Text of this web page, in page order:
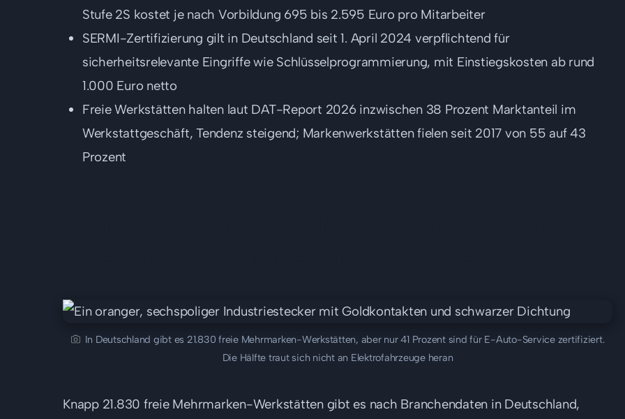
Stufe 2S kostet je nach Vorbildung 695 bis 2.595 Euro pro Mitarbeiter
SERMI-Zertifizierung gilt in Deutschland seit 1. April 2024 verpflichtend für
sicherheitsrelevante Eingriffe wie Schlüsselprogrammierung, mit Einstiegskosten ab rund
1.000 Euro netto
Freie Werkstätten halten laut DAT-Report 2026 inzwischen 38 Prozent Marktanteil im
Werkstattgeschäft, Tendenz steigend; Markenwerkstätten fielen seit 2017 von 55 auf 43
Prozent
In Deutschland gibt es 21.830 freie Mehrmarken-Werkstätten, aber nur 41 Prozent sind für E-Auto-Service zertifiziert.
Die Hälfte traut sich nicht an Elektrofahrzeuge heran
Knapp 21.830 freie Mehrmarken-Werkstätten gibt es nach Branchendaten in Deutschland,